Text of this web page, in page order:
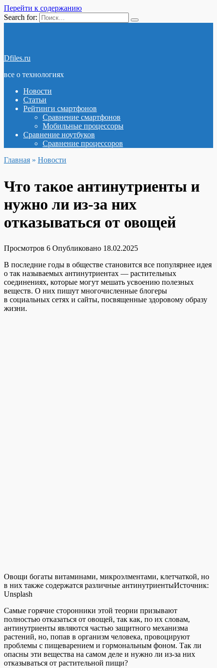
Перейти к содержанию
Search for:
Dfiles.ru
все о технологиях
Новости
Статьи
Рейтинги смартфонов
Сравнение смартфонов
Мобильные процессоры
Сравнение ноутбуков
Сравнение процессоров
Главная » Новости
Что такое антинутриенты и
нужно ли из-за них
отказываться от овощей
Просмотров 6 Опубликовано 18.02.2025
В последние годы в обществе становится все популярнее идея
о так называемых антинутриентах — растительных
соединениях, которые могут мешать усвоению полезных
веществ. О них пишут многочисленные блогеры
в социальных сетях и сайты, посвященные здоровому образу
жизни.
Овощи богаты витаминами, микроэлментами, клетчаткой, но
в них также содержатся различные антинутриентыИсточник:
Unsplash
Самые горячие сторонники этой теории призывают
полностью отказаться от овощей, так как, по их словам,
антинутриенты являются частью защитного механизма
растений, но, попав в организм человека, провоцируют
проблемы с пищеварением и гормональным фоном. Так ли
опасны эти вещества на самом деле и нужно ли из-за них
отказываться от растительной пищи?